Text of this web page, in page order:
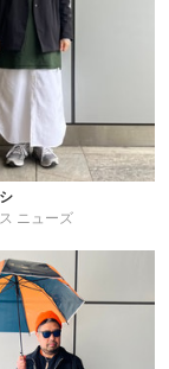
ニューズ